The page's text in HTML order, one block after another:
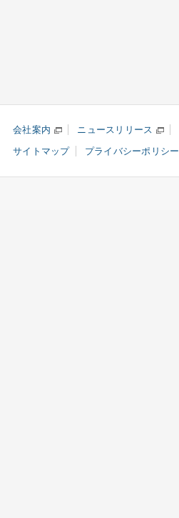
会社案内 ニュースリリース
サイトマップ
プライバシーポリシー